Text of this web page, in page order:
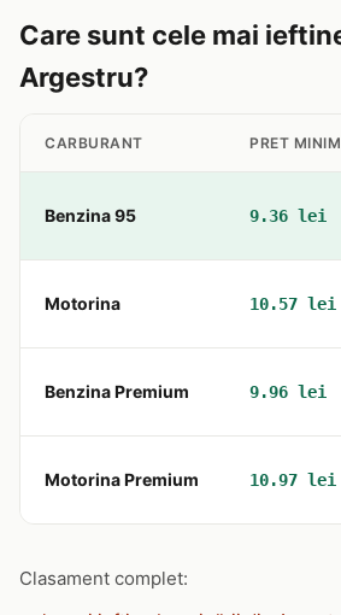
Care sunt cele mai
Argestru?
CARBURANT PRET MINIM
Benzina 95 9.36 lei
Motorina 10.57 lei
Benzina Premium 9.96 lei
Motorina Premium 10.97 lei
Clasament complet: